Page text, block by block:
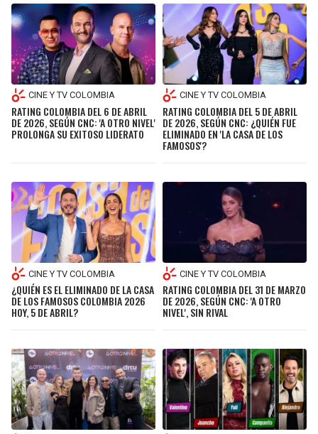
CINE Y TV COLOMBIA
RATING COLOMBIA DEL 6 DE ABRIL
DE 2026, SEGÚN CNC: 'A OTRO NIVEL'
PROLONGA SU EXITOSO LIDERATO
CINE Y TV COLOMBIA
RATING COLOMBIA DEL 5 DE ABRIL
DE 2026, SEGÚN CNC: ¿QUIÉN FUE
ELIMINADO EN 'LA CASA DE LOS
FAMOSOS'?
CINE Y TV COLOMBIA
¿QUIÉN ES EL ELIMINADO DE LA CASA
DE LOS FAMOSOS COLOMBIA 2026
HOY, 5 DE ABRIL?
CINE Y TV COLOMBIA
RATING COLOMBIA DEL 31 DE MARZO
DE 2026, SEGÚN CNC: 'A OTRO
NIVEL', SIN RIVAL